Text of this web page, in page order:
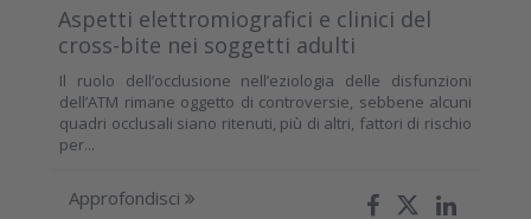
Aspetti elettromiografici e clinici del
cross-bite nei soggetti adulti
Il ruolo dell’occlusione nell’eziologia delle disfunzioni
dell’ATM rimane oggetto di controversie, sebbene alcuni
quadri occlusali siano ritenuti, più di altri, fattori di rischio
per...
Approfondisci